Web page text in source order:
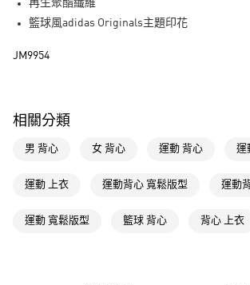
LINE Pay
每筆NT$80，滿NT$1,500(含以上)免運費
付款後全家取貨
每筆NT$80，滿NT$1,500(含以上)免運費
再生聚酯纖維
籃球風adidas Originals主題印花
JM9954
相關分類
男 背心 女 背心 運動 背心 運
運動 上衣 運動背心 寬鬆版型 運動
運動 寬鬆版型 籃球 背心 背心 上衣